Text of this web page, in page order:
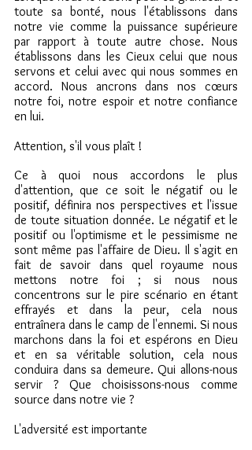
toute sa bonté, nous l'établissons dans
notre vie comme la puissance supérieure
par rapport à toute autre chose. Nous
établissons dans les Cieux celui que nous
servons et celui avec qui nous sommes en
accord. Nous ancrons dans nos cœurs
notre foi, notre espoir et notre confiance
en lui.
Attention, s'il vous plaît !
Ce à quoi nous accordons le plus
d'attention, que ce soit le négatif ou le
positif, définira nos perspectives et l'issue
de toute situation donnée. Le négatif et le
positif ou l'optimisme et le pessimisme ne
sont même pas l'affaire de Dieu. Il s'agit en
fait de savoir dans quel royaume nous
mettons notre foi ; si nous nous
concentrons sur le pire scénario en étant
effrayés et dans la peur, cela nous
entraînera dans le camp de l'ennemi. Si nous
marchons dans la foi et espérons en Dieu
et en sa véritable solution, cela nous
conduira dans sa demeure. Qui allons-nous
servir ? Que choisissons-nous comme
source dans notre vie ?
L'adversité est importante